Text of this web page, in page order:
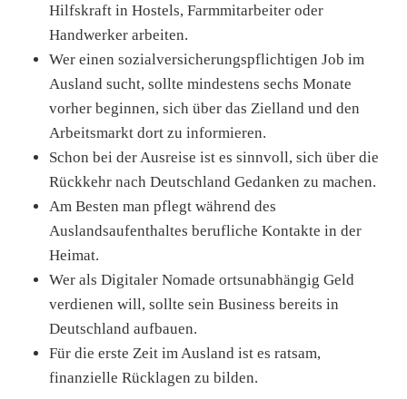
Hilfskraft in Hostels, Farmmitarbeiter oder
Handwerker arbeiten.
Wer einen sozialversicherungspflichtigen Job im
Ausland sucht, sollte mindestens sechs Monate
vorher beginnen, sich über das Zielland und den
Arbeitsmarkt dort zu informieren.
Schon bei der Ausreise ist es sinnvoll, sich über die
Rückkehr nach Deutschland Gedanken zu machen.
Am Besten man pflegt während des
Auslandsaufenthaltes berufliche Kontakte in der
Heimat.
Wer als Digitaler Nomade ortsunabhängig Geld
verdienen will, sollte sein Business bereits in
Deutschland aufbauen.
Für die erste Zeit im Ausland ist es ratsam,
finanzielle Rücklagen zu bilden.